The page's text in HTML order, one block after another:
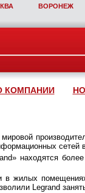
ВОРОНЕЖ
КОМПАНИИ
находятся
в жилых
Legrand